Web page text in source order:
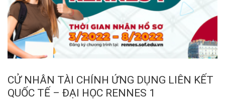
CỬ NHÂN TÀI CHÍNH ỨNG DỤNG LIÊN KẾT
QUỐC TẾ – ĐẠI HỌC RENNES 1